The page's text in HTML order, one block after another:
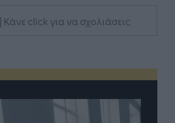
| Κάνε click για να σχολιάσεις